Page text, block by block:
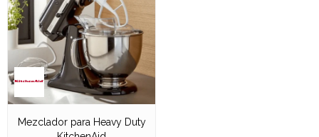
Mezclador para Heavy Duty